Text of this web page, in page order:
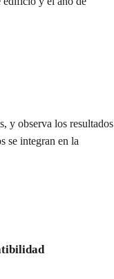
y observa los resultados
se integran en la